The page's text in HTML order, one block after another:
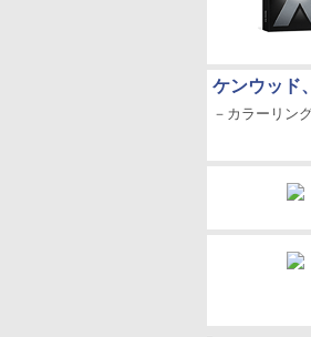
ケンウッド
－カラーリン